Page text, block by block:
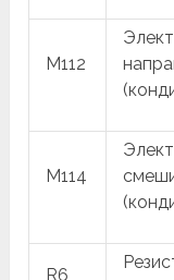
M112
M114
R6